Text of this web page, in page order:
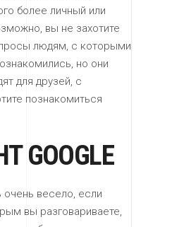
более личный или
вы не захотите
людям, с которыми
но они
для друзей, с
познакомиться
GOOGLE
весело, если
вы разговариваете,